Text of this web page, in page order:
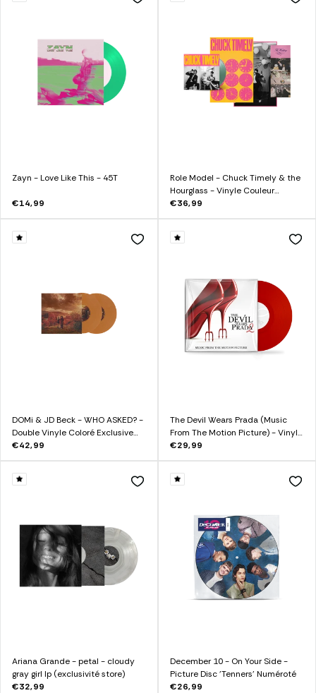
Zayn - Love Like This - 45T
€14,99
Role Model - Chuck Timely & the
Hourglass - Vinyle Couleur
Pistache (Exclusivité)
€36,99
DOMi & JD Beck - WHO ASKED? -
Double Vinyle Coloré Exclusive
"Earth Opaque"
€42,99
The Devil Wears Prada (Music
From The Motion Picture) - Vinyle
Rouge Exclusif
€29,99
Ariana Grande - petal - cloudy
gray girl lp (exclusivité store)
€32,99
December 10 - On Your Side -
Picture Disc 'Tenners' Numéroté
€26,99